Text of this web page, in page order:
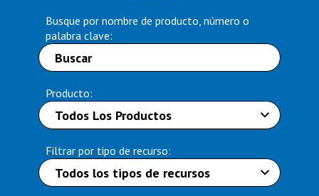
Busque por nombre de producto, número o
palabra clave:
Producto:
Filtrar por tipo de recurso: